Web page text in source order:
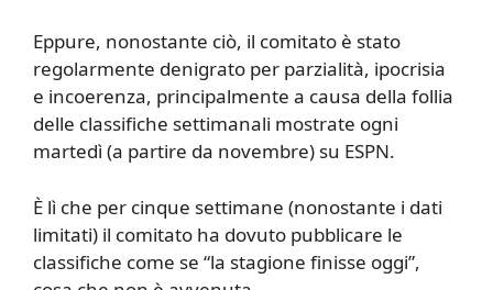
Eppure, nonostante ciò, il comitato è stato
regolarmente denigrato per parzialità, ipocrisia
e incoerenza, principalmente a causa della follia
delle classifiche settimanali mostrate ogni
martedì (a partire da novembre) su ESPN.
È lì che per cinque settimane (nonostante i dati
limitati) il comitato ha dovuto pubblicare le
classifiche come se “la stagione finisse oggi”,